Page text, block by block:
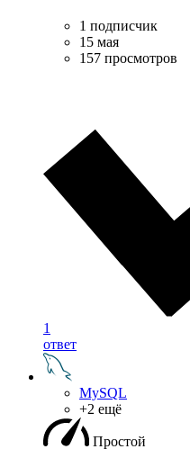
1 подписчик
15 мая
157 просмотров
1
ответ
MySQL
+2 ещё
Простой